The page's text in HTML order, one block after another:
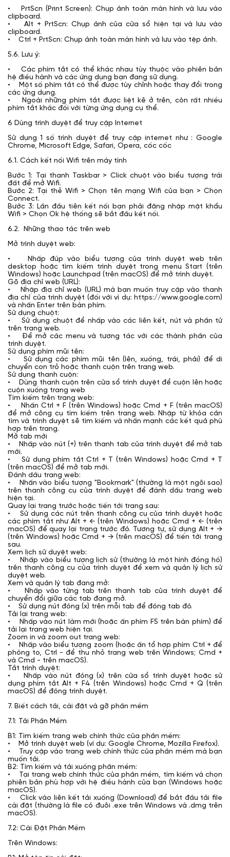
• PrtScn (Print Screen): Chụp ảnh toàn màn hình và lưu vào
clipboard.
• Alt + PrtScn: Chụp ảnh của cửa sổ hiện tại và lưu vào
clipboard.
• Ctrl + PrtScn: Chụp ảnh toàn màn hình và lưu vào tệp ảnh.
5.6. Lưu ý:
• Các phím tắt có thể khác nhau tùy thuộc vào phiên bản
hệ điều hành và các ứng dụng bạn đang sử dụng.
• Một số phím tắt có thể được tùy chỉnh hoặc thay đổi trong
các ứng dụng.
• Ngoài những phím tắt được liệt kê ở trên, còn rất nhiều
phím tắt khác đối với từng ứng dụng cụ thể.
6 Dùng trình duyệt để truy cập Internet
Sử dụng 1 số trình duyệt để truy cập internet như : Google
Chrome, Microsoft Edge, Safari, Opera, cốc cốc
6.1. Cách kết nối Wifi trên máy tính
Bước 1: Tại thanh Taskbar > Click chuột vào biểu tượng trái
đất để mở Wifi.
Bước 2: Tại thẻ Wifi > Chọn tên mạng Wifi của bạn > Chọn
Connect.
Bước 3: Lần đầu tiên kết nối bạn phải đăng nhập mật khẩu
Wifi > Chọn Ok hệ thống sẽ bắt đầu kết nối.
6.2. Những thao tác trên web
Mở trình duyệt web:
• Nhấp đúp vào biểu tượng của trình duyệt web trên
desktop hoặc tìm kiếm trình duyệt trong menu Start (trên
Windows) hoặc Launchpad (trên macOS) để mở trình duyệt.
Gõ địa chỉ web (URL):
• Nhập địa chỉ web (URL) mà bạn muốn truy cập vào thanh
địa chỉ của trình duyệt (đối với ví dụ: https://www.google.com)
và nhấn Enter trên bàn phím.
Sử dụng chuột:
• Sử dụng chuột để nhấp vào các liên kết, nút và phần tử
trên trang web.
• Để mở các menu và tương tác với các thành phần của
trình duyệt.
Sử dụng phím mũi tên:
• Sử dụng các phím mũi tên (lên, xuống, trái, phải) để di
chuyển con trỏ hoặc thanh cuộn trên trang web.
Sử dụng thanh cuộn:
• Dùng thanh cuộn trên cửa sổ trình duyệt để cuộn lên hoặc
cuộn xuống trang web
Tìm kiếm trên trang web:
• Nhấn Ctrl + F (trên Windows) hoặc Cmd + F (trên macOS)
để mở công cụ tìm kiếm trên trang web. Nhập từ khóa cần
tìm và trình duyệt sẽ tìm kiếm và nhấn mạnh các kết quả phù
hợp trên trang.
Mở tab mới
• Nhấp vào nút (+) trên thanh tab của trình duyệt để mở tab
mới.
• Sử dụng phím tắt Ctrl + T (trên Windows) hoặc Cmd + T
(trên macOS) để mở tab mới.
Đánh dấu trang web:
• Nhấn vào biểu tượng "Bookmark" (thường là một ngôi sao)
trên thanh công cụ của trình duyệt để đánh dấu trang web
hiện tại.
Quay lại trang trước hoặc tiến tới trang sau:
• Sử dụng các nút trên thanh công cụ của trình duyệt hoặc
các phím tắt như Alt + ← (trên Windows) hoặc Cmd + ← (trên
macOS) để quay lại trang trước đó. Tương tự, sử dụng Alt + →
(trên Windows) hoặc Cmd + → (trên macOS) để tiến tới trang
sau.
Xem lịch sử duyệt web:
• Nhấp vào biểu tượng lịch sử (thường là một hình đồng hồ)
trên thanh công cụ của trình duyệt để xem và quản lý lịch sử
duyệt web.
Xem và quản lý tab đang mở:
• Nhấp vào từng tab trên thanh tab của trình duyệt để
chuyển đổi giữa các tab đang mở.
• Sử dụng nút đóng (x) trên mỗi tab để đóng tab đó.
Tải lại trang web:
• Nhấp vào nút làm mới (hoặc ấn phím F5 trên bàn phím) để
tải lại trang web hiện tại.
Zoom in và zoom out trang web:
• Nhấp vào biểu tượng zoom (hoặc ấn tổ hợp phím Ctrl + để
phóng to, Ctrl - để thu nhỏ trang web trên Windows; Cmd +
và Cmd - trên macOS).
Tắt trình duyệt:
• Nhấp vào nút đóng (x) trên cửa sổ trình duyệt hoặc sử
dụng phím tắt Alt + F4 (trên Windows) hoặc Cmd + Q (trên
macOS) để đóng trình duyệt.
7. Biết cách tải, cài đặt và gỡ phần mềm
7.1: Tải Phần Mềm
B1: Tìm kiếm trang web chính thức của phần mềm:
• Mở trình duyệt web (ví dụ: Google Chrome, Mozilla Firefox).
• Truy cập vào trang web chính thức của phần mềm mà bạn
muốn tải.
B2: Tìm kiếm và tải xuống phần mềm:
• Tại trang web chính thức của phần mềm, tìm kiếm và chọn
phiên bản phù hợp với hệ điều hành của bạn (Windows hoặc
macOS).
• Click vào liên kết tải xuống (Download) để bắt đầu tải file
cài đặt (thường là file có đuôi .exe trên Windows và .dmg trên
macOS).
7.2: Cài Đặt Phần Mềm
Trên Windows: